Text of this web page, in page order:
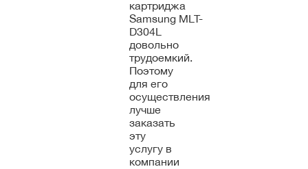
картриджа
Samsung MLT-
D304L
довольно
трудоемкий.
Поэтому
для его
осуществления
лучше
заказать
эту
услугу в
компании